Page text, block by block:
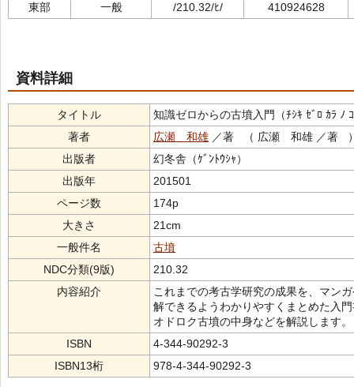
東部
一般 /210.32/ﾋ/ 410924628
資料詳細
タイトル
知識ゼロからの古墳入門（ﾁｼｷ ｾﾞﾛ ｶﾗ ﾉ
著者
広瀬 和雄 ／著 （ 広瀬 和雄 ／著
出版者
幻冬舎（ｹﾞﾝﾄｳｼｬ）
出版年
201501
ページ数
174p
大きさ
21cm
一般件名
古墳
NDC分類(9版)
210.32
内容紹介
これまでの考古学研究の成果を、マン
解できるようわかりやすくまとめた入
オドロク古墳の中身などを解説します。
ISBN
4-344-90292-3
ISBN13桁
978-4-344-90292-3